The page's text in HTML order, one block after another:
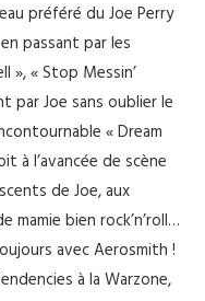
préféré du Joe Perry
passant par les
», « Stop Messin’
par Joe sans oublier le
« Dream
à l’avancée de scène
de Joe, aux
bien rock’n’roll…
avec Aerosmith !
à la Warzone,